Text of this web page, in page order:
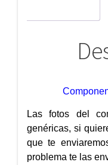
Las fotos del
genéricas, si
que te
problema te las